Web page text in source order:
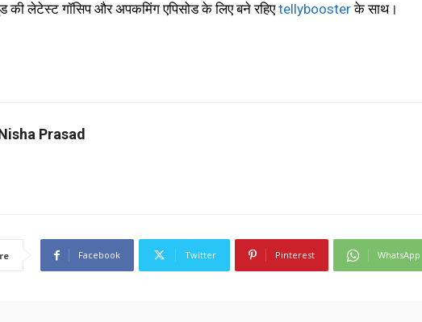
की लेटेस्ट गॉसिप और अपकमिंग एपिसोड के लिए बने रहिएtellyboosterके साथ।
Prasad
Facebook Twitter Pinterest WhatsApp